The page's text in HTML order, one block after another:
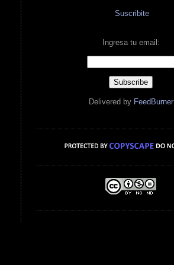
Suscribite
Ingresa tu email:
Delivered by FeedBurner